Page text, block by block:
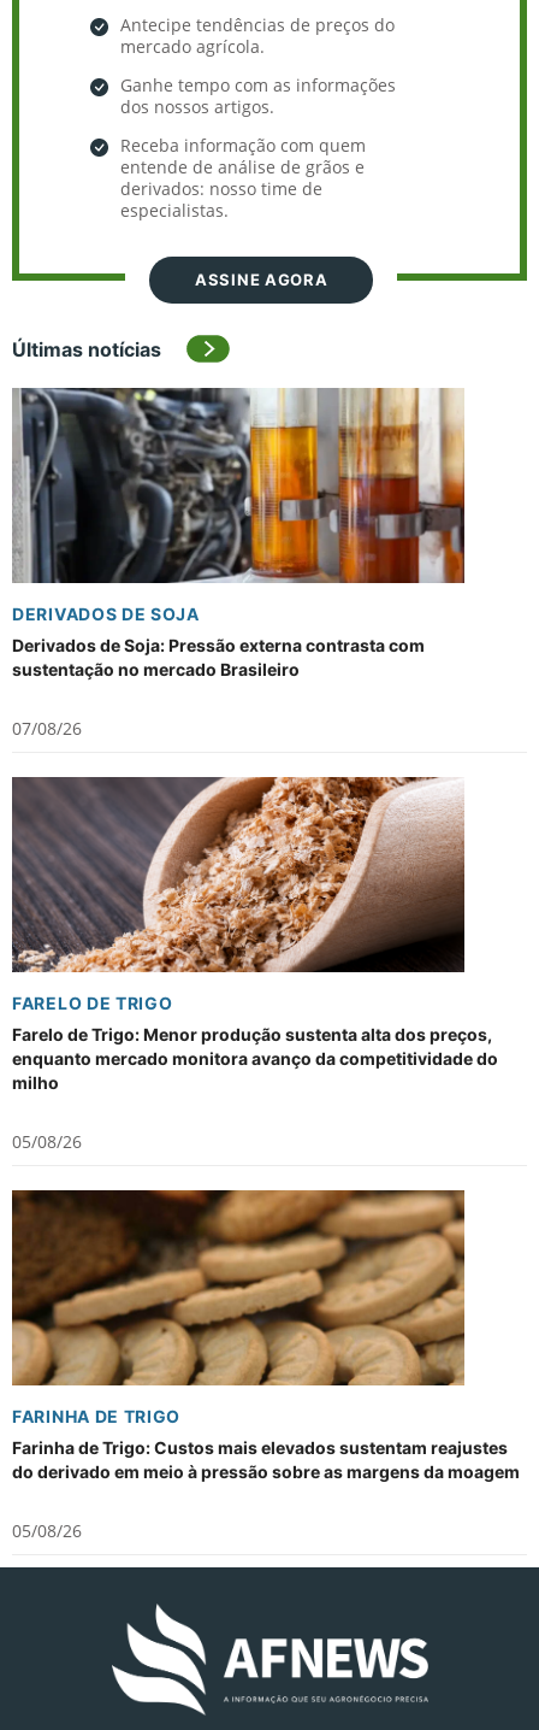
Antecipe tendências de preços do
mercado agrícola.
Ganhe tempo com as informações
dos nossos artigos.
Receba informação com quem
entende de análise de grãos e
derivados: nosso time de
especialistas.
ASSINE AGORA
Últimas notícias
DERIVADOS DE SOJA
Derivados de Soja: Pressão externa contrasta com
sustentação no mercado Brasileiro
07/08/26
FARELO DE TRIGO
Farelo de Trigo: Menor produção sustenta alta dos preços,
enquanto mercado monitora avanço da competitividade do
milho
05/08/26
FARINHA DE TRIGO
Farinha de Trigo: Custos mais elevados sustentam reajustes
do derivado em meio à pressão sobre as margens da moagem
05/08/26